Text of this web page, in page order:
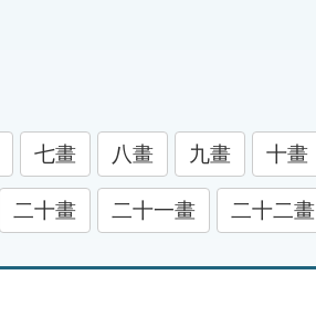
七畫 八畫 九畫 十畫
二十畫 二十一畫 二十二畫